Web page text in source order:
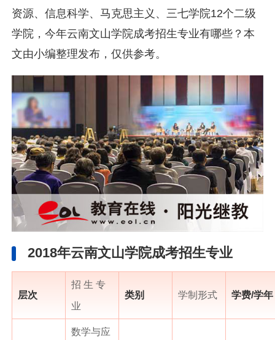
资源、信息科学、马克思主义、三七学院12个二级
学院，今年云南文山学院成考招生专业有哪些？本
文由小编整理发布，仅供参考。
2018年云南文山学院成考招生专业
层次
招 生 专
业
类别 学制形式 学费/学年
数学与应